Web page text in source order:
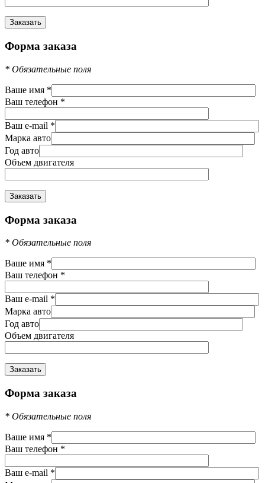
Форма заказа
* Обязательные поля
Ваше имя *
Ваш телефон *
Ваш e-mail *
Марка авто
Год авто
Объем двигателя
Форма заказа
* Обязательные поля
Ваше имя *
Ваш телефон *
Ваш e-mail *
Марка авто
Год авто
Объем двигателя
Форма заказа
* Обязательные поля
Ваше имя *
Ваш телефон *
Ваш e-mail *